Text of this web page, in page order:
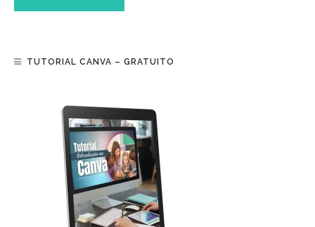
TUTORIAL CANVA – GRATUITO